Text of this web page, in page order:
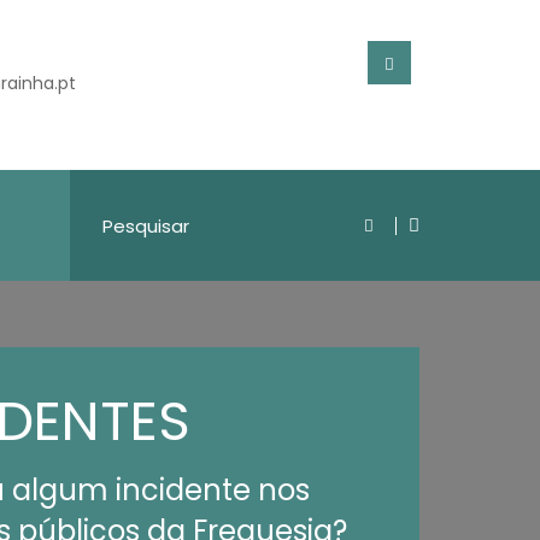
algum incidente nos
públicos da Freguesia?